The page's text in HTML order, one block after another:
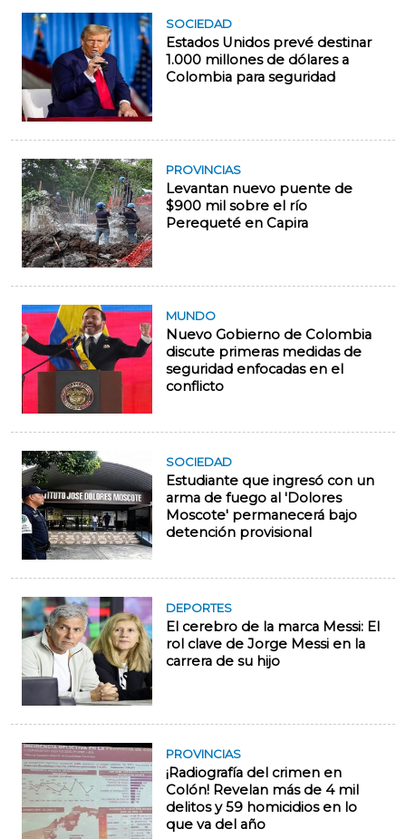
SOCIEDAD
Estados Unidos prevé destinar
1.000 millones de dólares a
Colombia para seguridad
PROVINCIAS
Levantan nuevo puente de
$900 mil sobre el río
Perequeté en Capira
MUNDO
Nuevo Gobierno de Colombia
discute primeras medidas de
seguridad enfocadas en el
conflicto
SOCIEDAD
Estudiante que ingresó con un
arma de fuego al 'Dolores
Moscote' permanecerá bajo
detención provisional
DEPORTES
El cerebro de la marca Messi: El
rol clave de Jorge Messi en la
carrera de su hijo
PROVINCIAS
¡Radiografía del crimen en
Colón! Revelan más de 4 mil
delitos y 59 homicidios en lo
que va del año